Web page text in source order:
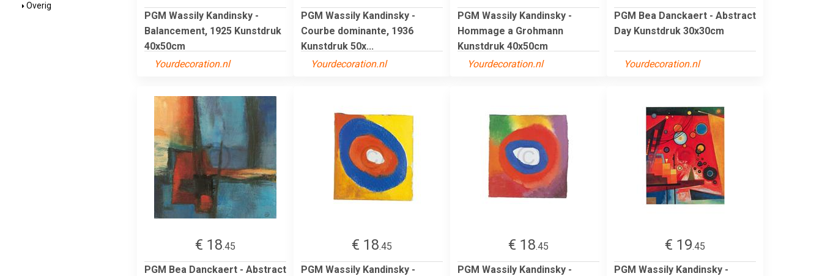
Overig
PGM Wassily Kandinsky -
Balancement, 1925 Kunstdruk
40x50cm
Yourdecoration.nl
PGM Wassily Kandinsky -
Courbe dominante, 1936
Kunstdruk 50x...
Yourdecoration.nl
PGM Wassily Kandinsky -
Hommage a Grohmann
Kunstdruk 40x50cm
Yourdecoration.nl
PGM Bea Danckaert - Abstract
Day Kunstdruk 30x30cm
Yourdecoration.nl
€ 18.45
PGM Bea Danckaert - Abstract
€ 18.45
PGM Wassily Kandinsky -
€ 18.45
PGM Wassily Kandinsky -
€ 19.45
PGM Wassily Kandinsky -